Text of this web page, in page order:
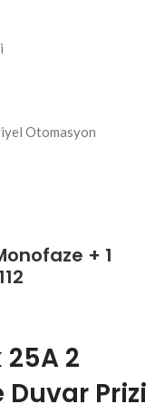
Otomasyon
+ 1
2
Duvar Prizi